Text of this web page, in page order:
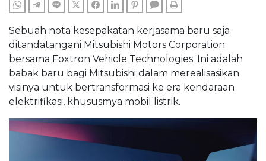
WHATSAPPTELEGRAM
LINE TWITTERFACEBOOKLINKEDINPINTERESTCOMMENTS
Sebuah nota kesepakatan kerjasama baru saja
ditandatangani Mitsubishi Motors Corporation
bersama Foxtron Vehicle Technologies. Ini adalah
babak baru bagi Mitsubishi dalam merealisasikan
visinya untuk bertransformasi ke era kendaraan
elektrifikasi, khususmya mobil listrik.